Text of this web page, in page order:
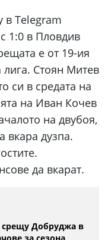
в Telegram
1:0 в Пловдив
е от 19-ия
Стоян Митев
си в средата на
на Иван Кочев
на двубоя,
вкара дузпа.
да вкарат.
Добруджа в